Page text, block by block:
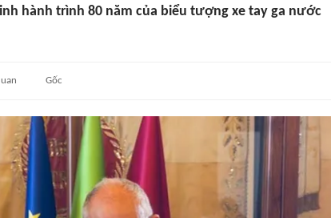
hành trình 80 năm của biểu tượng xe tay ga nước
Gốc